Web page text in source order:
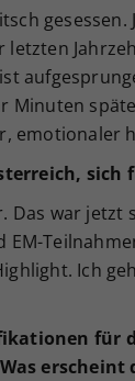
Minuten
emotionaler
Das war
Ich
für
erscheint